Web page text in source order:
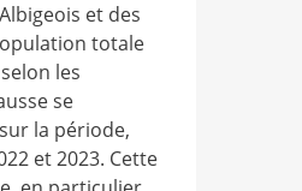
et des
totale
les
se
la période,
et 2023. Cette